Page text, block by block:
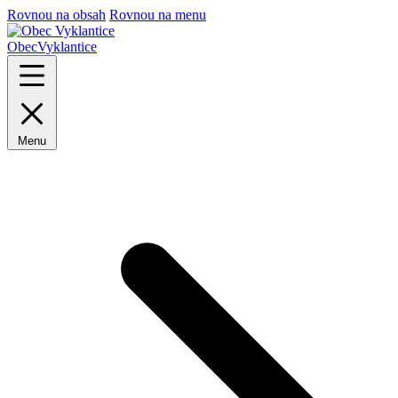
Rovnou na obsah Rovnou na menu
ObecVyklantice
Menu